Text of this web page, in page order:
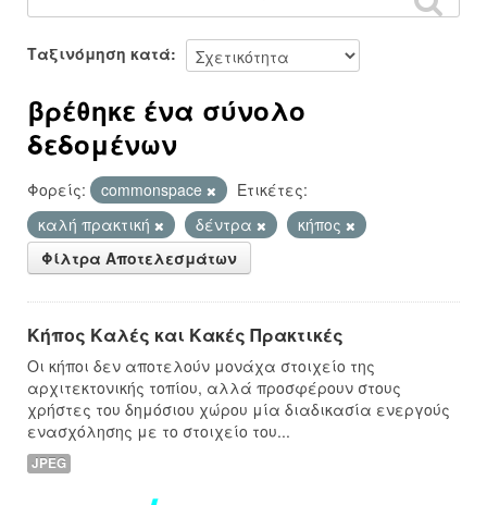
Ταξινόμηση κατά
βρέθηκε ένα σύνολο
δεδομένων
Φορείς: commonspace
Ετικέτες:
καλή πρακτική
δέντρα
κήπος
Φίλτρα Αποτελεσμάτων
Κήπος Καλές και Κακές Πρακτικές
Οι κήποι δεν αποτελούν μονάχα στοιχείο της
αρχιτεκτονικής τοπίου, αλλά προσφέρουν στους
χρήστες του δημόσιου χώρου μία διαδικασία ενεργούς
ενασχόλησης με το στοιχείο του...
JPEG